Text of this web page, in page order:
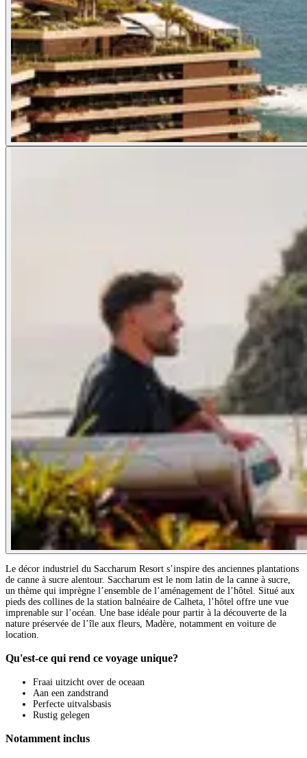
Le décor industriel du Saccharum Resort s’inspire des anciennes plantations
de canne à sucre alentour. Saccharum est le nom latin de la canne à sucre,
un thème qui imprègne l’ensemble de l’aménagement de l’hôtel. Situé aux
pieds des collines de la station balnéaire de Calheta, l’hôtel offre une vue
imprenable sur l’océan. Une base idéale pour partir à la découverte de la
nature préservée de l’île aux fleurs, Madère, notamment en voiture de
location.
Qu'est-ce qui rend ce voyage unique?
Fraai uitzicht over de oceaan
Aan een zandstrand
Perfecte uitvalsbasis
Rustig gelegen
Notamment inclus